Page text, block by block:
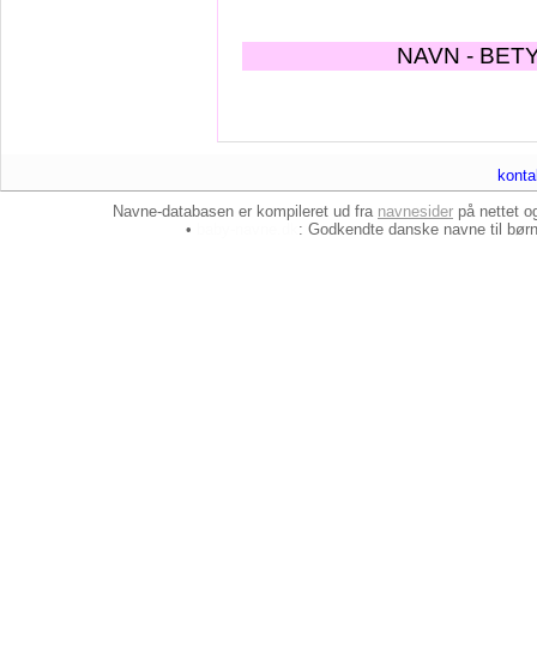
NAVN -
Navne-databasen er kompileret ud fra navnesider på nettet
•
: Godkendte danske navne til børn